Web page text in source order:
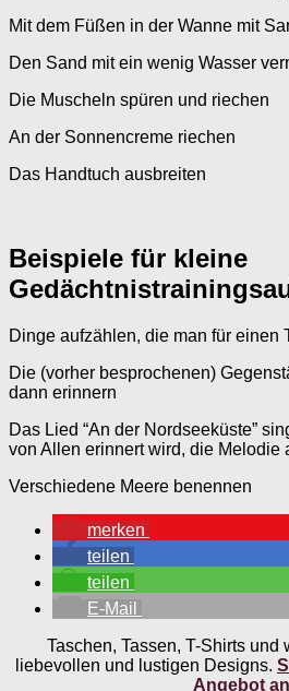
Mit dem Füßen in der Wanne mit
Den Sand mit ein wenig Wasser
Die Muscheln spüren und riechen
An der Sonnencreme riechen
Das Handtuch ausbreiten
Beispiele für kleine
Dinge aufzählen, die man für einen
Die (vorher besprochenen)
dann erinnern
Das Lied “An der Nordseeküste”
von Allen erinnert wird, die Melodie
Verschiedene Meere benennen
merken
teilen
teilen
E-Mail
Taschen, Tassen, T-Shirts und
liebevollen und lustigen Designs.
Angebot